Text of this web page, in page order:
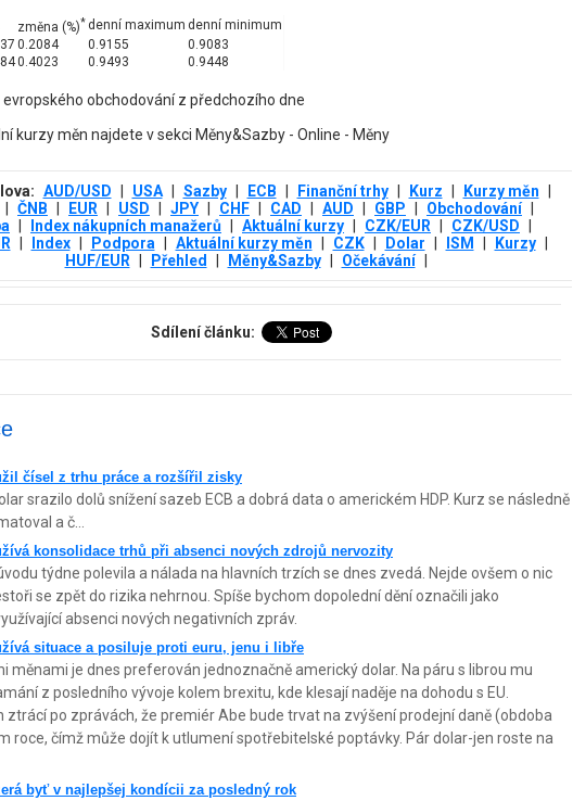
změna (%)* denní maximum denní minimum
0.2084 0.9155
0.9083
0.4023 0.9493 0.9448
evropského obchodování z předchozího dne
kurzy měn najdete v sekci Měny&Sazby - Online - Měny
AUD/USD USA Sazby ECB Finanční trhy Kurz Kurzy měn
ČNB EUR USD JPY CHF CAD AUD GBP Obchodování
Index nákupních manažerů Aktuální kurzy CZK/EUR CZK/USD
Index Podpora Aktuální kurzy měn CZK Dolar ISM Kurzy
HUF/EUR
Přehled Měny&Sazby Očekávání
Sdílení článku:
čísel z trhu práce a rozšířil zisky
srazilo dolů snížení sazeb ECB a dobrá data o americkém HDP. Kurz se následně
a č...
konsolidace trhů při absenci nových zdrojů nervozity
týdne polevila a nálada na hlavních trzích se dnes zvedá. Nejde ovšem o nic
se zpět do rizika nehrnou. Spíše bychom dopolední dění označili jako
absenci nových negativních zpráv.
situace a posiluje proti euru, jenu i libře
měnami je dnes preferován jednoznačně americký dolar. Na páru s librou mu
z posledního vývoje kolem brexitu, kde klesají naděje na dohodu s EU.
ztrácí po zprávách, že premiér Abe bude trvat na zvýšení prodejní daně (obdoba
roce, čímž může dojít k utlumení spotřebitelské poptávky. Pár dolar-jen roste na
byť v najlepšej kondícii za posledný rok